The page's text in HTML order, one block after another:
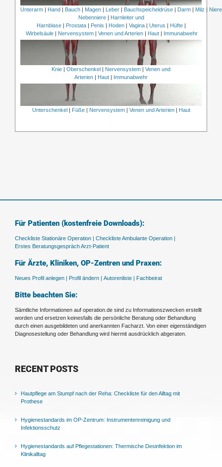
Unterarm| Hand Bauch| Magen| Leber| Bauchspeicheldrüse| Darm| Milz
Nebenniere|
Harnleiter und
Harnblase| Prostata| Penis Hoden| Vagina| Uterus Hüfte|
Wirbelsäule
Nervensystem Venen und Arterien Haut Immunabwehr
Knie | Oberschenkel | Nervensystem | Venen und
Arterien | Haut | Immunabwehr
Unterschenkel| Füße| Nervensystem| Venen und Arterien| Haut
Für Patienten (kostenfreie Downloads):
Checkliste Stationäre Operation | Checkliste Ambulante Operation |
Erstes Beratungsgespräch Arzt-Patient
Für Ärzte, Kliniken, OP-Zentren und Praxen:
Neues Profil anlegen | Profil ändern | Autorenliste | Fachbeirat
Bitte beachten Sie:
Sämtliche Informationen auf operation.de sind zu Informationszwecken erstellt
worden und ersetzen keinesfalls die persönliche Beratung oder Behandlung
durch einen ausgebildeten und anerkannten Facharzt. Von einer eigenständigen
Diagnosestellung oder Behandlung wird hiermit ausdrücklich abgeraten.
RECENT POSTS
Hautpflege am Stumpf nach der Reha: Checkliste für den Alltag mit
Prothese
Hygienestandards im OP-Zentrum: Instrumentenreinigung und
Infektionsschutz
Hygienestandards auf Pflegestationen: Thermische Desinfektion im
Klinikalltag